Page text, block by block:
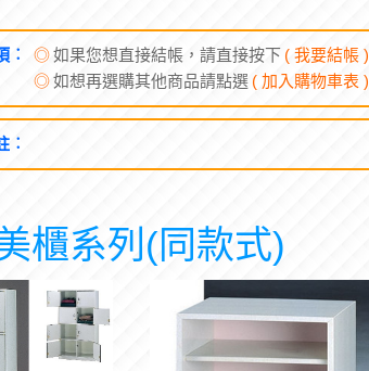
︰ ◎如果您想直接結帳，請直接按下 ( 我要結帳 )
◎如想再選購其他商品請點選 ( 加入購物車表 )
︰
櫃系列(同款式)